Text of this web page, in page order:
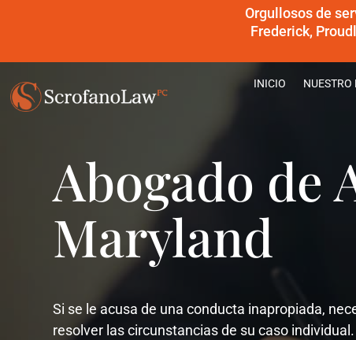
Orgullosos de
Frederick,
INICIO NUESTRO
Abogado de
Maryland
Si se le acusa de una conducta inapropiada,
resolver las circunstancias de su caso individual.